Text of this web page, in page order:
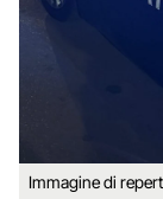
Immagine di